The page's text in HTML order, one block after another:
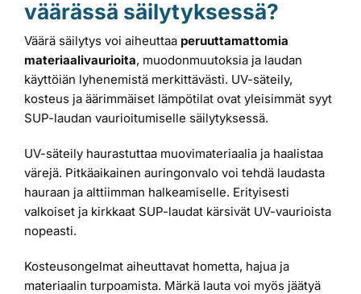
väärässä säilytyksessä?
Väärä säilytys voi aiheuttaa peruuttamattomia
materiaalivaurioita, muodonmuutoksia ja laudan
käyttöiän lyhenemistä merkittävästi. UV-säteily,
kosteus ja äärimmäiset lämpötilat ovat yleisimmät syyt
SUP-laudan vaurioitumiselle säilytyksessä.
UV-säteily haurastuttaa muovimateriaalia ja haalistaa
värejä. Pitkäaikainen auringonvalo voi tehdä laudasta
hauraan ja alttiimman halkeamiselle. Erityisesti
valkoiset ja kirkkaat SUP-laudat kärsivät UV-vaurioista
nopeasti.
Kosteusongelmat aiheuttavat hometta, hajua ja
materiaalin turpoamista. Märkä lauta voi myös jäätyä